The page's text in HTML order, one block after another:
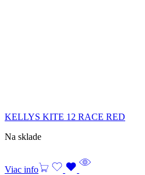
KELLYS KITE 12 RACE RED
Na sklade
Viac info